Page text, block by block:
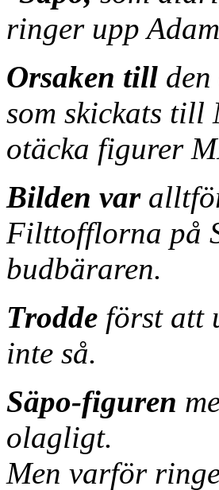
ringer upp
Orsaken till
som skickats till
otäcka figurer
Bilden var
Filttofflorna på
budbäraren.
Trodde först att
inte så.
Säpo-figuren
olagligt.
Men varför